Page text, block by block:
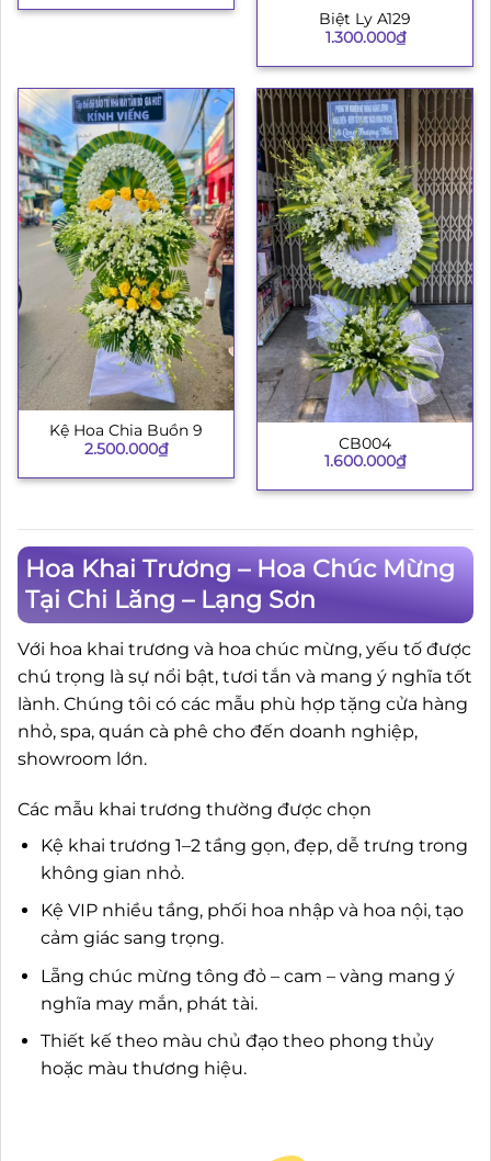
Biệt Ly A129
1.300.000₫
Kệ Hoa Chia Buồn 9
2.500.000₫
CB004
1.600.000₫
Hoa Khai Trương – Hoa Chúc Mừng
Tại Chi Lăng – Lạng Sơn
Với hoa khai trương và hoa chúc mừng, yếu tố được
chú trọng là sự nổi bật, tươi tắn và mang ý nghĩa tốt
lành. Chúng tôi có các mẫu phù hợp tặng cửa hàng
nhỏ, spa, quán cà phê cho đến doanh nghiệp,
showroom lớn.
Các mẫu khai trương thường được chọn
Kệ khai trương 1–2 tầng gọn, đẹp, dễ trưng trong
không gian nhỏ.
Kệ VIP nhiều tầng, phối hoa nhập và hoa nội, tạo
cảm giác sang trọng.
Lẵng chúc mừng tông đỏ – cam – vàng mang ý
nghĩa may mắn, phát tài.
Thiết kế theo màu chủ đạo theo phong thủy
hoặc màu thương hiệu.